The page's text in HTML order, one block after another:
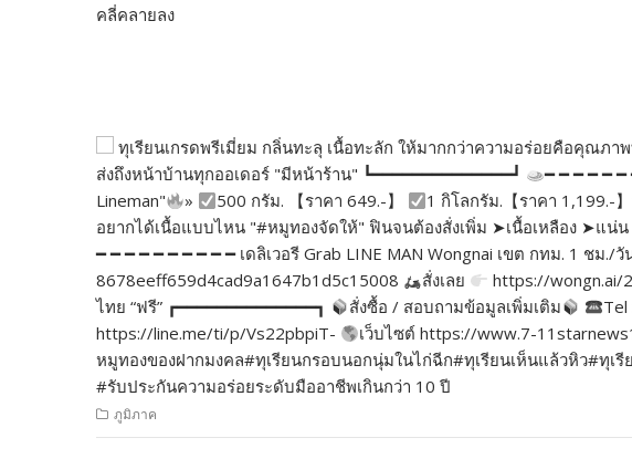
คลี่คลายลง
ทุเรียนเกรดพรีเมี่ยม กลิ่นทะลุ เนื้อทะลัก ให้มากกว่าความอร่อยคือคุณภ
ส่งถึงหน้าบ้านทุกออเดอร์ "มีหน้าร้าน" ┗━━━━━━━━━━━━━━┛
━ ━ ━ ━ ━ ━
Lineman"
» 500 กรัม. 【ราคา 649.-】 1 กิโลกรัม.【ราคา 1,199.-
อยากได้เนื้อแบบไหน "#หมูทองจัดให้" ฟินจนต้องสั่งเพิ่ม ➤เนื้อเหลือง ➤แ
━ ━ ━ ━ ━ ━ ━ ━ ━ ━ เดลิเวอรี Grab LINE MAN Wongnai เขต กทม. 1 ชม./วั
8678eeff659d4cad9a1647b1d5c15008
สั่งเลย https://wongn.ai/
ไทย “ฟรี” ┏━━━━━━━━━━━━━━┓
สั่งซื้อ / สอบถามข้อมูลเพิ่มเติม
https://line.me/ti/p/Vs22pbpiT-
เว็บไซต์ https://www.7-
หมูทองของฝากมงคล#ทุเรียนกรอบนอกนุ่มในไก่ฉีก#ทุเรียนเห็นแล้วหิว#ทุเ
#รับประกันความอร่อยระดับมืออาชีพเกินกว่า 10 ปี
ภูมิภาค